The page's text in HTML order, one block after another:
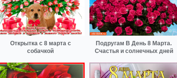
Открытка с 8 марта с
собачкой
Подругам В День 8 Марта.
Счастья и солнечных дней